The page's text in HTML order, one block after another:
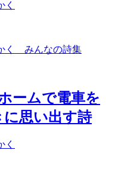
く
く みんなの詩集
ームで電車を
思い出す詩
く